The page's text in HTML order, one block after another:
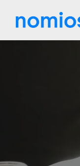
contenutiPagina principale